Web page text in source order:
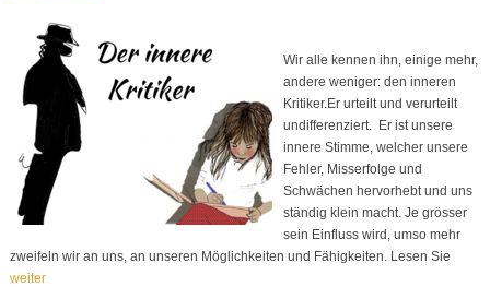
Wir alle kennen ihn, einige mehr,
andere weniger: den inneren
Kritiker.Er urteilt und verurteilt
undifferenziert. Er ist unsere
innere Stimme, welcher unsere
Fehler, Misserfolge und
Schwächen hervorhebt und uns
ständig klein macht. Je grösser
sein Einfluss wird, umso mehr
zweifeln wir an uns, an unseren Möglichkeiten und Fähigkeiten. Lesen Sie
weiter